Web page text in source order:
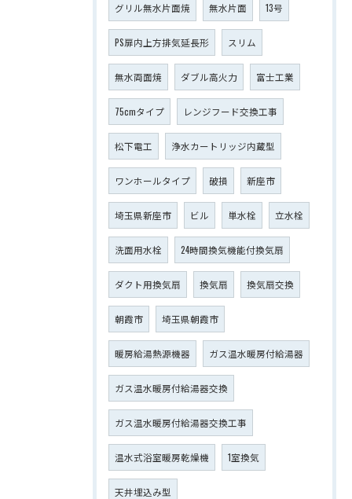
グリル無水片面焼 無水片面 13号
PS扉内上方排気延長形 スリム
無水両面焼 ダブル高火力 富士工業
75cmタイプ レンジフード交換工事
松下電工 浄水カートリッジ内蔵型
ワンホールタイプ 破損 新座市
埼玉県新座市 ビル 単水栓 立水栓
洗面用水栓 24時間換気機能付換気扇
ダクト用換気扇 換気扇 換気扇交換
朝霞市 埼玉県朝霞市
暖房給湯熱源機器 ガス温水暖房付給湯器
ガス温水暖房付給湯器交換
ガス温水暖房付給湯器交換工事
温水式浴室暖房乾燥機 1室換気
天井埋込み型